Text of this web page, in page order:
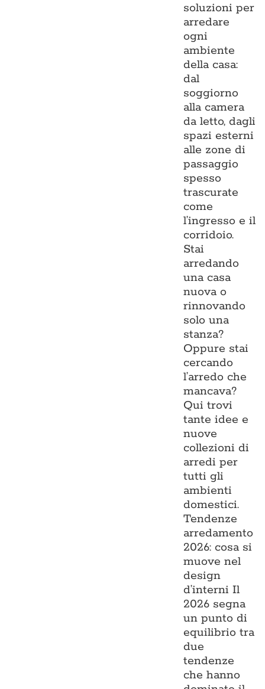
soluzioni per
arredare
ogni
ambiente
della casa:
dal
soggiorno
alla camera
da letto, dagli
spazi esterni
alle zone di
passaggio
spesso
trascurate
come
l’ingresso e il
corridoio.
Stai
arredando
una casa
nuova o
rinnovando
solo una
stanza?
Oppure stai
cercando
l’arredo che
mancava?
Qui trovi
tante idee e
nuove
collezioni di
arredi per
tutti gli
ambienti
domestici.
Tendenze
arredamento
2026: cosa si
muove nel
design
d’interni Il
2026 segna
un punto di
equilibrio tra
due
tendenze
che hanno